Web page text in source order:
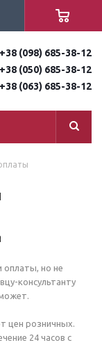
+38 (098) 685-38-12
+38 (050) 685-38-12
+38 (063) 685-38-12
оплаты, но не
консультанту
цен розничных.
24 часов с